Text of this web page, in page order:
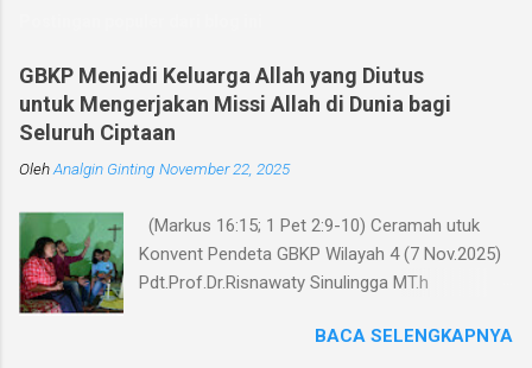
n
t
a
r
GBKP Menjadi Keluarga Allah yang Diutus
untuk Mengerjakan Missi Allah di Dunia bagi
Seluruh Ciptaan
OlehAnalgin Ginting November 22, 2025
(Markus 16:15; 1 Pet 2:9-10) Ceramah utuk
Konvent Pendeta GBKP Wilayah 4 (7 Nov.2025)
Pdt.Prof.Dr.Risnawaty Sinulingga MT.h
kesempatan berharga saat ini dalam
BACA SELENGKAPNYA